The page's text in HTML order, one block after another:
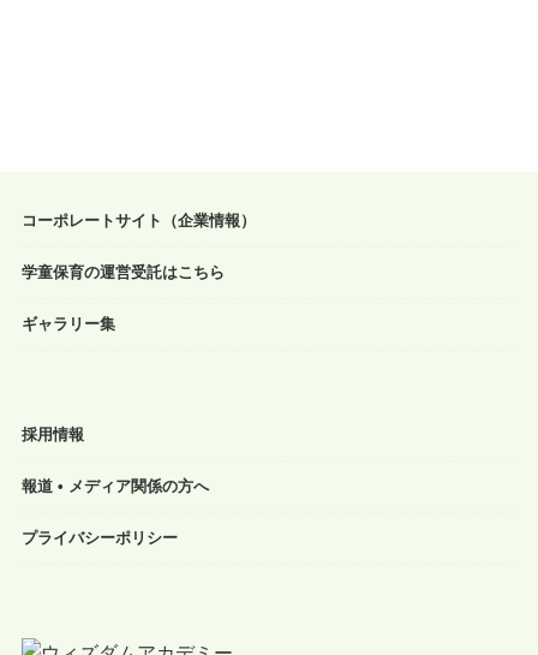
コーポレートサイト（企業情報）
学童保育の運営受託はこちら
ギャラリー集
採用情報
報道 • メディア関係の方へ
プライバシーポリシー